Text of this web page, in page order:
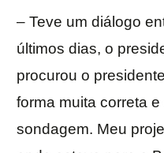
– Teve um diálogo
últimos dias, o
procurou o presidente
forma muita correta
sondagem. Meu